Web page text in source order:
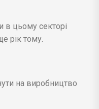
цьому секторі
рік тому.
на виробництво